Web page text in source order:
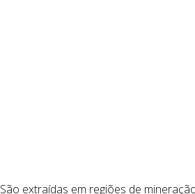
extraídas em regiões de